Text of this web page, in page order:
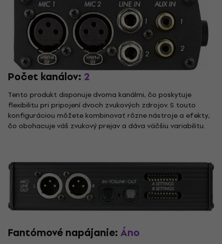
Počet kanálov: 2
Tento produkt disponuje dvoma kanálmi, čo poskytuje
flexibilitu pri pripojení dvoch zvukových zdrojov. S touto
konfiguráciou môžete kombinovať rôzne nástroje a efekty,
čo obohacuje váš zvukový prejav a dáva väčšiu variabilitu.
Fantómové napájanie:Áno